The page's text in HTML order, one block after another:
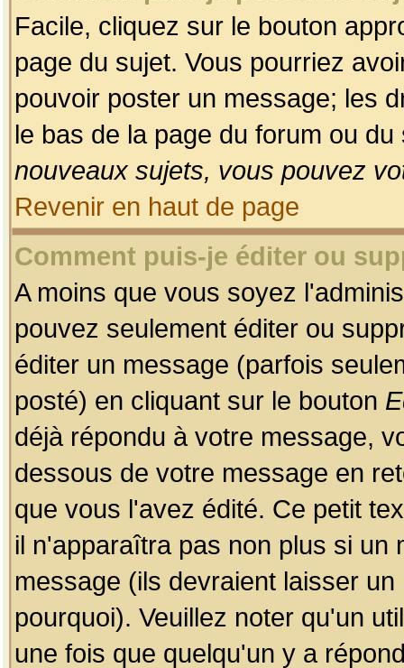
Facile, cliquez sur le bouton
page du sujet. Vous pourriez
pouvoir poster un message; les
le bas de la page du forum ou
nouveaux sujets, vous pouvez
Revenir en haut de page
Comment puis-je éditer ou
A moins que vous soyez
pouvez seulement éditer ou
éditer un message (parfois
posté) en cliquant sur le bouton
déjà répondu à votre message,
dessous de votre message en
que vous l'avez édité. Ce petit
il n'apparaîtra pas non plus si un
message (ils devraient laisser
pourquoi). Veuillez noter qu'un
une fois que quelqu'un y a